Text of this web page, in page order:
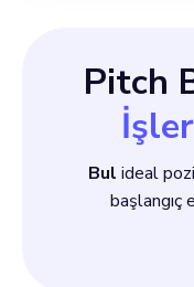
Pitch
Bul ideal
başlangıç